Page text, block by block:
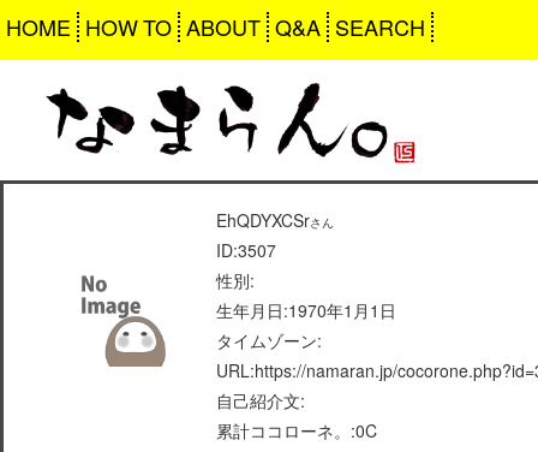
HOME HOW TO ABOUT Q&A SEARCH
EhQDYXCSrさん
ID:3507
性別:
生年月日:1970年1月1日
タイムゾーン:
URL:https://namaran.jp/
自己紹介文:
累計ココローネ。:0C